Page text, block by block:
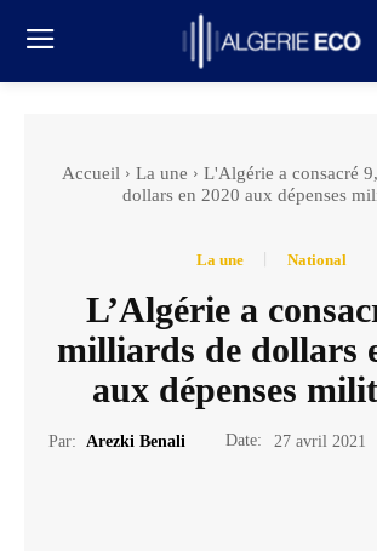
Accueil La une
L'Algérie a consacré
dollars en 2020 aux dépenses
La une National
L’Algérie a
milliards de dollars
aux dépenses
Par: Arezki Benali Date: 27 avril 2021